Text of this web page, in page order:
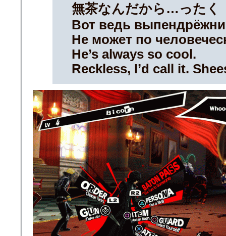
無茶なんだから…ったく
Вот ведь
Не может по
He’s always so cool.
Reckless, I’d call it.